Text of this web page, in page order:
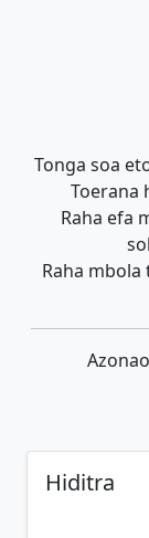
Tonga soa
Toerana
Raha efa
Raha
Hiditra